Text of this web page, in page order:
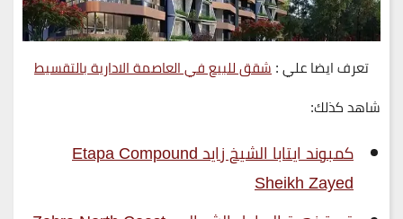
تعرف ايضا علي :شقق للبيع في العاصمة الادارية بالتقسيط
شاهد كذلك:
كمبوند ايتابا الشيخ زايد Etapa Compound
Sheikh Zayed